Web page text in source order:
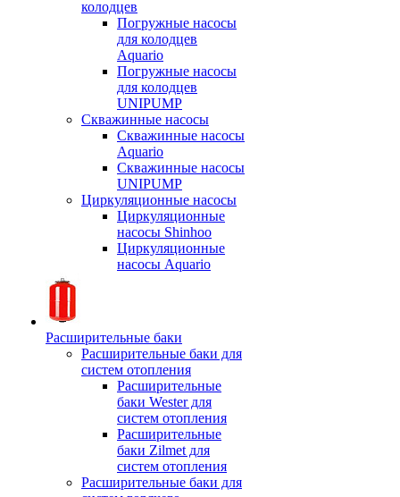
колодцев
Погружные насосы
для колодцев
Aquario
Погружные насосы
для колодцев
UNIPUMP
Скважинные насосы
Скважинные насосы
Aquario
Скважинные насосы
UNIPUMP
Циркуляционные насосы
Циркуляционные
насосы Shinhoo
Циркуляционные
насосы Aquario
Расширительные баки
Расширительные баки для
систем отопления
Расширительные
баки Wester для
систем отопления
Расширительные
баки Zilmet для
систем отопления
Расширительные баки для